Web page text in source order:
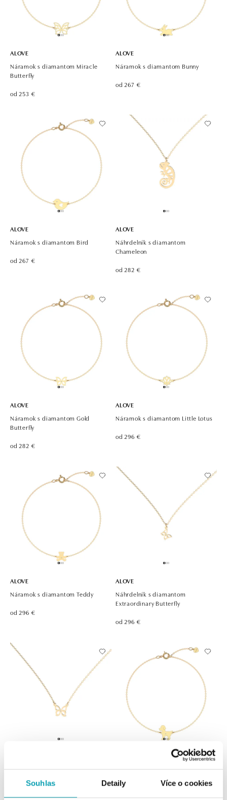
Souhlas Detaily Více o cookies
ALOVE
Náramok s diamantom Miracle
Butterfly
od 253 €
ALOVE
Náramok s diamantom Bunny
od 267 €
ALOVE
Náramok s diamantom Bird
od 267 €
ALOVE
Náhrdelník s diamantom
Chameleon
od 282 €
ALOVE
Náramok s diamantom Gold
Butterfly
od 282 €
ALOVE
Náramok s diamantom Little Lotus
od 296 €
ALOVE
Náramok s diamantom Teddy
od 296 €
ALOVE
Náhrdelník s diamantom
Extraordinary Butterfly
od 296 €
Náhrdelník s diamantom Butterfly
od 296 €
Náramok s diamantom Puppy
od 296 €